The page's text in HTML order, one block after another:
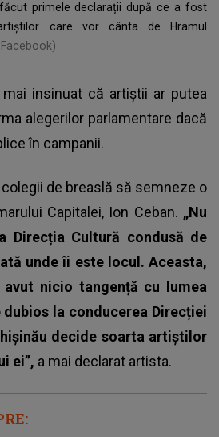
primele declarații după ce a fost
care vor cânta de Hramul
mai insinuat că artiștii ar putea
alegerilor parlamentare dacă
în campanii.
de breaslă să semneze o
Capitalei, Ion Ceban. „Nu
Direcția Cultură condusă de
unde îi este locul. Aceasta,
nicio tangență cu lumea
la conducerea Direcției
decide soarta artiștilor
ei”, a mai declarat artista.